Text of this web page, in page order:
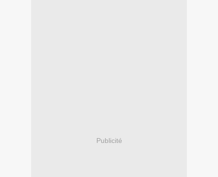
Publicité